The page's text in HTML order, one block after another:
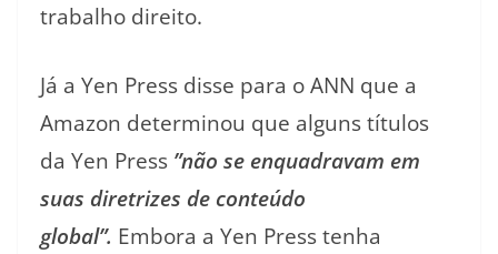
trabalho direito.
Já a Yen Press disse para o ANN que a
Amazon determinou que alguns títulos
da Yen Press ”não se enquadravam em
suas diretrizes de conteúdo
global”. Embora a Yen Press tenha